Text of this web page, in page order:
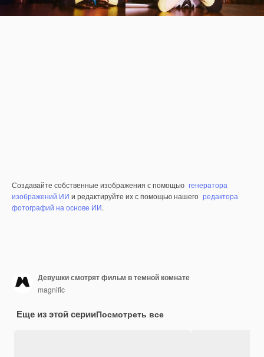
Создавайте собственные изображения с помощью генератора
изображений ИИ и редактируйте их с помощью нашего редактора
фотографий на основе ИИ.
Девушки смотрят фильм в темной комнате
magnific
Еще из этой серииПосмотреть все